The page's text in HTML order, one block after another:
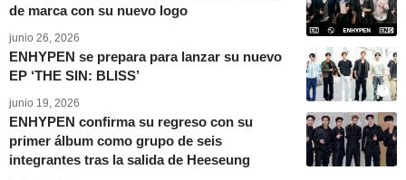
de marca con su nuevo logo
junio 26, 2026
ENHYPEN se prepara para lanzar su nuevo
EP ‘THE SIN: BLISS’
junio 19, 2026
ENHYPEN confirma su regreso con su
primer álbum como grupo de seis
integrantes tras la salida de Heeseung